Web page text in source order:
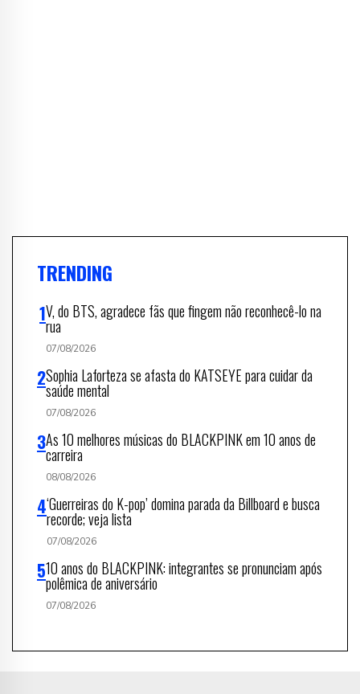
TRENDING
V, do BTS, agradece fãs que fingem não reconhecê-lo na
rua
07/08/2026
Sophia Laforteza se afasta do KATSEYE para cuidar da
saúde mental
07/08/2026
As 10 melhores músicas do BLACKPINK em 10 anos de
carreira
08/08/2026
‘Guerreiras do K-pop’ domina parada da Billboard e busca
recorde; veja lista
07/08/2026
10 anos do BLACKPINK: integrantes se pronunciam após
polêmica de aniversário
07/08/2026